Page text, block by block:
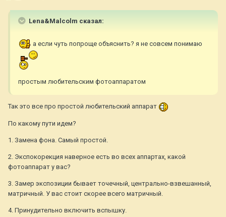
Lena&Malcolm сказал:
а если чуть попроще объяснить? я не совсем понимаю
простым любительским фотоаппаратом
Так это все про простой любительский аппарат
По какому пути идем?
1. Замена фона. Самый простой.
2. Экспокорекция наверное есть во всех аппартах, какой
фотоаппарат у вас?
3. Замер экспозиции бывает точечный, центрально-взвешанный,
матричный. У вас стоит скорее всего матричный.
4. Принудительно включить вспышку.